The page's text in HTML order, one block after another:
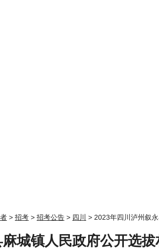
> 招考 > 招考公告 > 四川 > 2023年四川泸州叙
城镇人民政府公开选